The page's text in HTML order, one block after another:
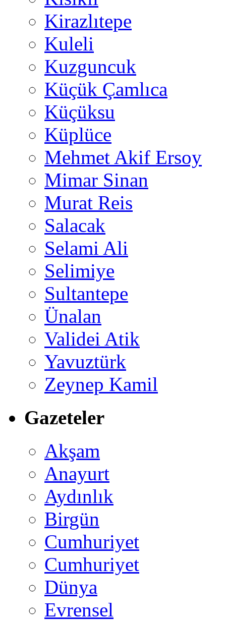
Kirazlıtepe
Kuleli
Kuzguncuk
Küçük Çamlıca
Küçüksu
Küplüce
Mehmet Akif Ersoy
Mimar Sinan
Murat Reis
Salacak
Selami Ali
Selimiye
Sultantepe
Ünalan
Validei Atik
Yavuztürk
Zeynep Kamil
Gazeteler
Akşam
Anayurt
Aydınlık
Birgün
Cumhuriyet
Cumhuriyet
Dünya
Evrensel